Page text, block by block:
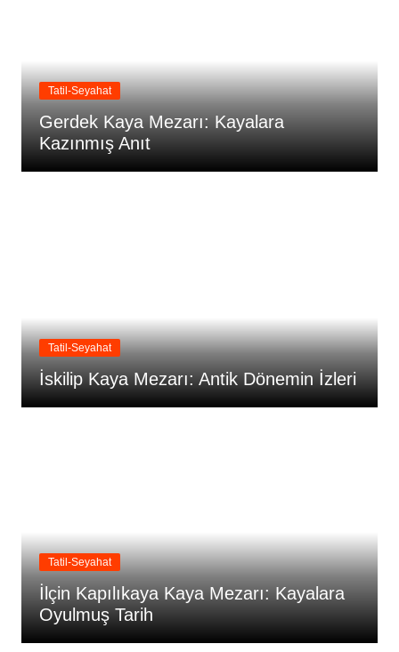
Tatil-Seyahat
Gerdek Kaya Mezarı: Kayalara
Kazınmış Anıt
Tatil-Seyahat
İskilip Kaya Mezarı: Antik Dönemin İzleri
Tatil-Seyahat
İlçin Kapılıkaya Kaya Mezarı: Kayalara
Oyulmuş Tarih